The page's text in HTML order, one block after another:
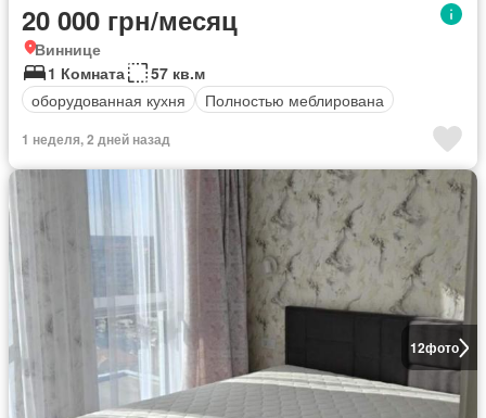
20 000 грн/месяц
Виннице
1 Комната
57 кв.м
оборудованная кухня
Полностью меблирована
1 неделя, 2 дней назад
12фото